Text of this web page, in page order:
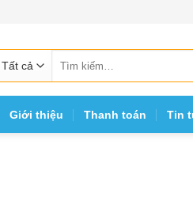
kiếm:
Giới thiệu Thanh toán Tin